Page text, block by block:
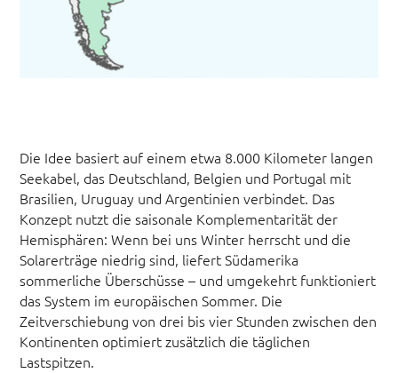
Die Idee basiert auf einem etwa 8.000 Kilometer langen
Seekabel, das Deutschland, Belgien und Portugal mit
Brasilien, Uruguay und Argentinien verbindet. Das
Konzept nutzt die saisonale Komplementarität der
Hemisphären: Wenn bei uns Winter herrscht und die
Solarerträge niedrig sind, liefert Südamerika
sommerliche Überschüsse – und umgekehrt funktioniert
das System im europäischen Sommer. Die
Zeitverschiebung von drei bis vier Stunden zwischen den
Kontinenten optimiert zusätzlich die täglichen
Lastspitzen.